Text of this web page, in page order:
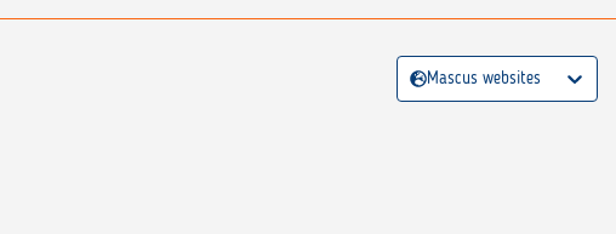
Mascus websites